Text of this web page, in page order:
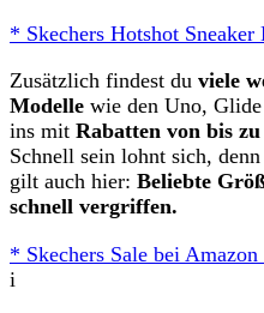
* Skechers Hotshot
Zusätzlich findest du viele
Modelle wie den Uno,
ins mit Rabatten von bis
Schnell sein lohnt sich,
gilt auch hier: Beliebte
schnell vergriffen.
* Skechers Sale bei
i